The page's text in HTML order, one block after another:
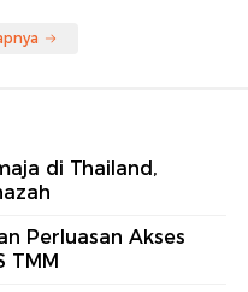
di Thailand,
Perluasan Akses
TMM